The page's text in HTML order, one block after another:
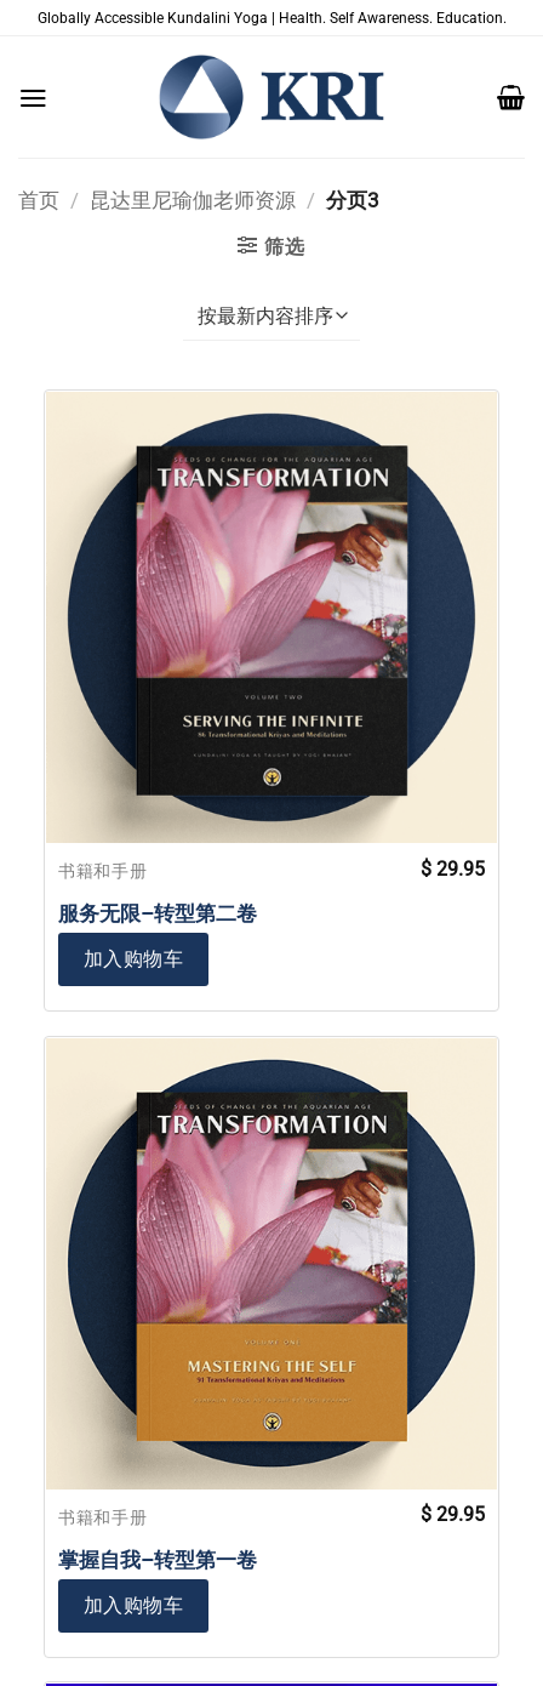
Globally Accessible Kundalini Yoga | Health. Self Awareness. Education.
首页 / 昆达里尼瑜伽老师资源 / 分页3
筛选
书籍和手册
服务无限–转型第二卷
$ 29.95
加入购物车
书籍和手册
掌握自我–转型第一卷
$ 29.95
加入购物车